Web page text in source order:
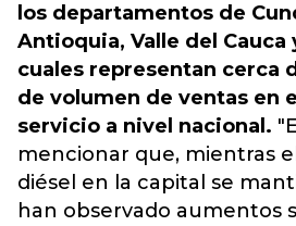
los departamentos de
Antioquia, Valle del Cauca
cuales representan cerca
de volumen de ventas en
servicio a nivel nacional.
mencionar que, mientras
diésel en la capital se
han observado aumentos